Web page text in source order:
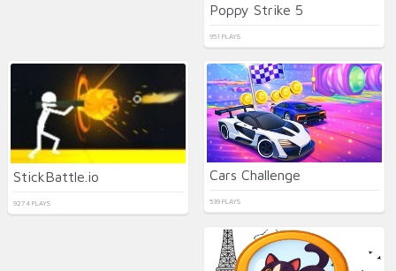
Poppy Strike 5
951 PLAYS
StickBattle.io
9274 PLAYS
Cars Challenge
539 PLAYS